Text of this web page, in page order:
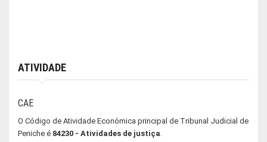
ATIVIDADE
CAE
O Código de Atividade Económica principal de Tribunal Judicial de
Peniche é 84230 - Atividades de justiça.